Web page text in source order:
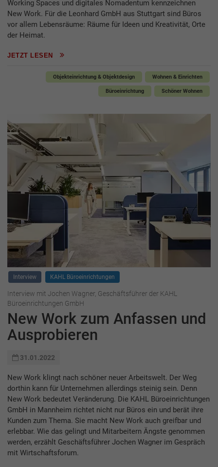
Working Spaces und digitales Nomadentum kennzeichnen
New Work. Für die Leonhard GmbH aus Stuttgart sind Büros
vor allem Lebensräume: Räume für Ideen und Kreativität, Orte
der Heimat.
JETZT LESEN
Objekteinrichtung & Objektdesign Wohnen & Einrichten
Büroeinrichtung Schöner Wohnen
Interview KAHL Büroeinrichtungen
Interview mit Jochen Wagner, Geschäftsführer der KAHL
Büroeinrichtungen GmbH
New Work zum Anfassen und
Ausprobieren
31.01.2022
New Work klingt nach schöner neuer Arbeitswelt. Der Weg
dorthin kann für Unternehmen allerdings steinig sein. Denn
New Work bedeutet Veränderung. Die KAHL Büroeinrichtungen
GmbH in Mannheim richtet nicht nur Büros ein und berät ihre
Kunden zum Thema. Sie macht New Work auch greifbar und
erlebbar. Wie das gelingt und Mitarbeitern Ängste genommen
werden, erzählt Geschäftsführer Jochen Wagner im Gespräch
mit Wirtschaftsforum.